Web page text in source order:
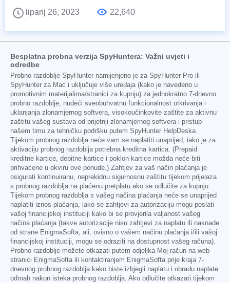
lipanj 26, 2023
22,640
Besplatna probna verzija SpyHuntera: Važni uvjeti i
odredbe
Probno razdoblje SpyHunter namijenjeno je za SpyHunter Pro ili
SpyHunter za Mac i uključuje više uređaja (kako je navedeno u
promotivnim materijalima/stranici za kupnju) za jednokratno 7-dnevno
probno razdoblje, nudeći sveobuhvatnu funkcionalnost otkrivanja i
uklanjanja zlonamjernog softvera, visokoučinkovite zaštite za aktivnu
zaštitu vašeg sustava od prijetnji zlonamjernog softvera i pristup
našem timu za tehničku podršku putem SpyHunter HelpDeska.
Tijekom probnog razdoblja neće vam se naplatiti unaprijed, iako je za
aktivaciju probnog razdoblja potrebna kreditna kartica. (Prepaid
kreditne kartice, debitne kartice i poklon kartice možda neće biti
prihvaćene u okviru ove ponude.) Zahtjev za vaš način plaćanja je
osigurati kontinuiranu, neprekidnu sigurnosnu zaštitu tijekom prijelaza
s probnog razdoblja na plaćenu pretplatu ako se odlučite za kupnju.
Tijekom probnog razdoblja s vašeg načina plaćanja neće se unaprijed
naplatiti iznos plaćanja, iako se zahtjevi za autorizaciju mogu poslati
vašoj financijskoj instituciji kako bi se provjerila valjanost vašeg
načina plaćanja (takve autorizacije nisu zahtjevi za naplatu ili naknade
od strane EnigmaSofta, ali, ovisno o vašem načinu plaćanja i/ili vašoj
financijskoj instituciji, mogu se odraziti na dostupnost vašeg računa).
Probno razdoblje možete otkazati putem odjeljka Moj račun na web
stranici EnigmaSofta ili kontaktiranjem EnigmaSofta prije kraja 7-
dnevnog probnog razdoblja kako biste izbjegli naplatu i obradu naplate
odmah nakon isteka probnog razdoblja. Ako odlučite otkazati tijekom